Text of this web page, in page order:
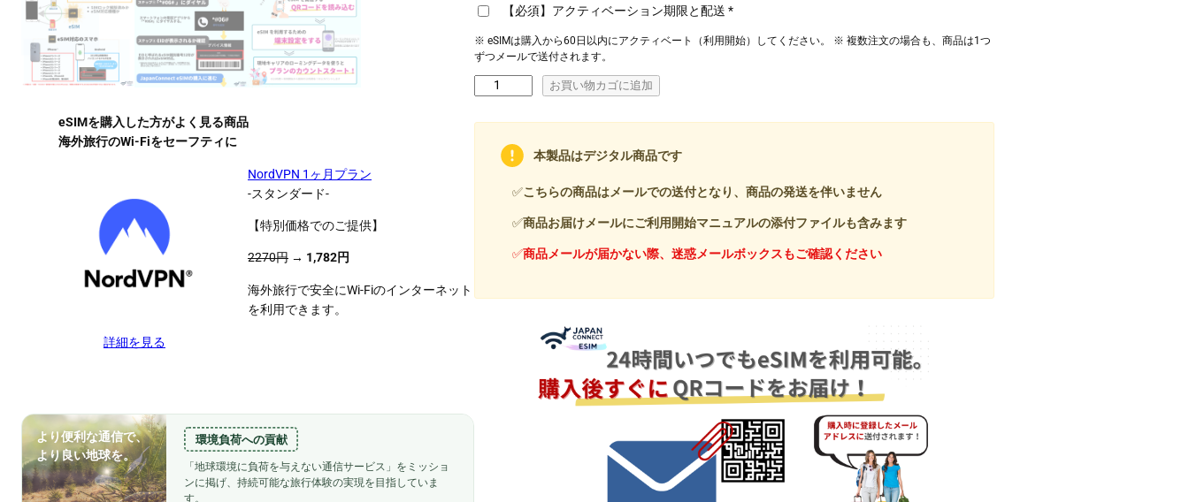
eSIMを購入した方がよく見る商品
海外旅行のWi-Fiをセーフティに
詳細を見る
NordVPN 1ヶ月プラン
-スタンダード-
【特別価格でのご提供】
2270円 → 1,782円
海外旅行で安全にWi-Fiのインターネット
を利用できます。
より便利な通信で、
より良い地球を。
環境負荷への貢献
「地球環境に負荷を与えない通信サービス」をミッショ
ンに掲げ、持続可能な旅行体験の実現を目指していま
す。
【必須】アクティベーション期限と配送 *
※ eSIMは購入から60日以内にアクティベート（利用開始）してください。 ※ 複数注文の場合も、商品は1つ
ずつメールで送付されます。
ム
パ
お買い物カゴに追加
本製品はデジタル商品です
✅こちらの商品はメールでの送付となり、商品の発送を伴いません
✅商品お届けメールにご利用開始マニュアルの添付ファイルも含みます
✅商品メールが届かない際、迷惑メールボックスもご確認ください